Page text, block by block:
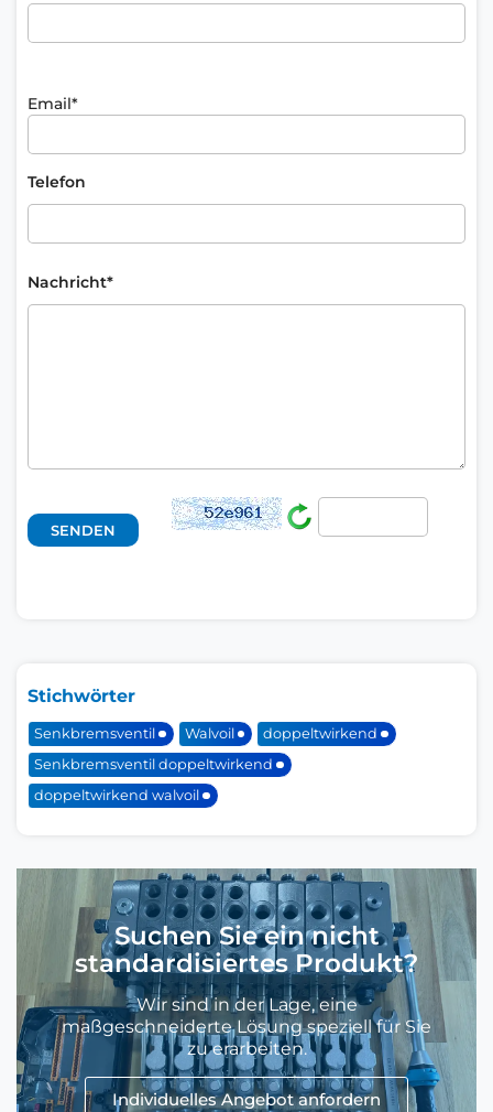
Email*
Telefon
Nachricht*
Stichwörter
Senkbremsventil Walvoil
doppeltwirkend
Senkbremsventil doppeltwirkend
doppeltwirkend walvoil
Suchen Sie ein nicht
standardisiertes Produkt?
Wir sind in der Lage, eine
maßgeschneiderte Lösung speziell für Sie
zu erarbeiten.
Individuelles Angebot anfordern